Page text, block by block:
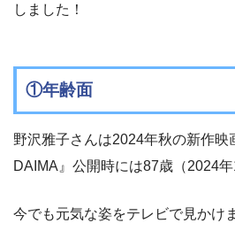
しました！
①年齢面
野沢雅子さんは2024年秋の新作映
DAIMA』公開時には87歳（2024
今でも元気な姿をテレビで見かけ